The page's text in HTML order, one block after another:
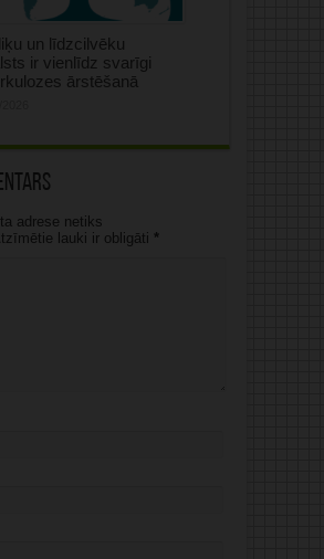
un līdzcilvēku
ir vienlīdz svarīgi
ārstēšanā
adrese netiks
lauki ir obligāti *